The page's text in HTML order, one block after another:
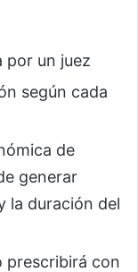
por un juez
según cada
de
generar
la duración del
prescribirá con